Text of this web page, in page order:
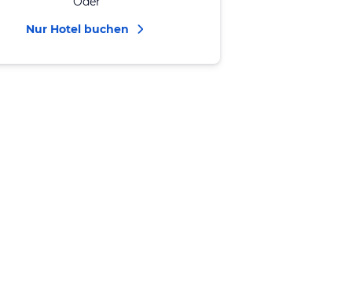
Nur Hotel buchen